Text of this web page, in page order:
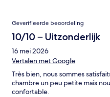
Geverifieerde beoordeling
10/10 – Uitzonderlijk
16 mei 2026
Vertalen met Google
Très bien, nous sommes
chambre un peu petite mais
confortable.